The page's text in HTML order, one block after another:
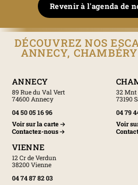
Revenir à l'agenda de
DÉCOUVREZ NOS
ANNECY,
ANNECY
89 Rue du Val Vert
74600 Annecy
04 50 05 16 96
Voir sur la carte
Contactez-nous
32 Mnt
73190
04 79
Voir
VIENNE
12 Cr de Verdun
38200 Vienne
04 74 87 82 03